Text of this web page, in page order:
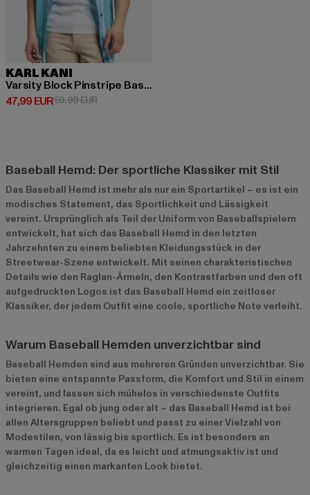
KARL KANI
Varsity Block Pinstripe Baseball
47,99 EUR
Derzeitiger Preis: 47,99 EUR
59,99 EURAktionspreis: 59,99 EUR
Baseball Hemd: Der sportliche Klassiker mit Stil
Das Baseball Hemd ist mehr als nur ein Sportartikel – es ist ein
modisches Statement, das Sportlichkeit und Lässigkeit
vereint. Ursprünglich als Teil der Uniform von Baseballspielern
entwickelt, hat sich das Baseball Hemd in den letzten
Jahrzehnten zu einem beliebten Kleidungsstück in der
Streetwear-Szene entwickelt. Mit seinen charakteristischen
Details wie den Raglan-Ärmeln, den Kontrastfarben und den oft
aufgedruckten Logos ist das Baseball Hemd ein zeitloser
Klassiker, der jedem Outfit eine coole, sportliche Note verleiht.
Warum Baseball Hemden unverzichtbar sind
Baseball Hemden sind aus mehreren Gründen unverzichtbar. Sie
bieten eine entspannte Passform, die Komfort und Stil in einem
vereint, und lassen sich mühelos in verschiedenste Outfits
integrieren. Egal ob jung oder alt – das Baseball Hemd ist bei
allen Altersgruppen beliebt und passt zu einer Vielzahl von
Modestilen, von lässig bis sportlich. Es ist besonders an
warmen Tagen ideal, da es leicht und atmungsaktiv ist und
gleichzeitig einen markanten Look bietet.